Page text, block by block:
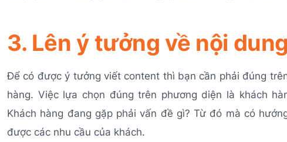
3. Lên ý tưởng về nội dung
Để có được ý tưởng viết content thì bạn cần phải đúng
hàng. Việc lựa chọn đúng trên phương diện là khách
Khách hàng đang gặp phải vấn đề gì? Từ đó mà có
được các nhu cầu của khách.